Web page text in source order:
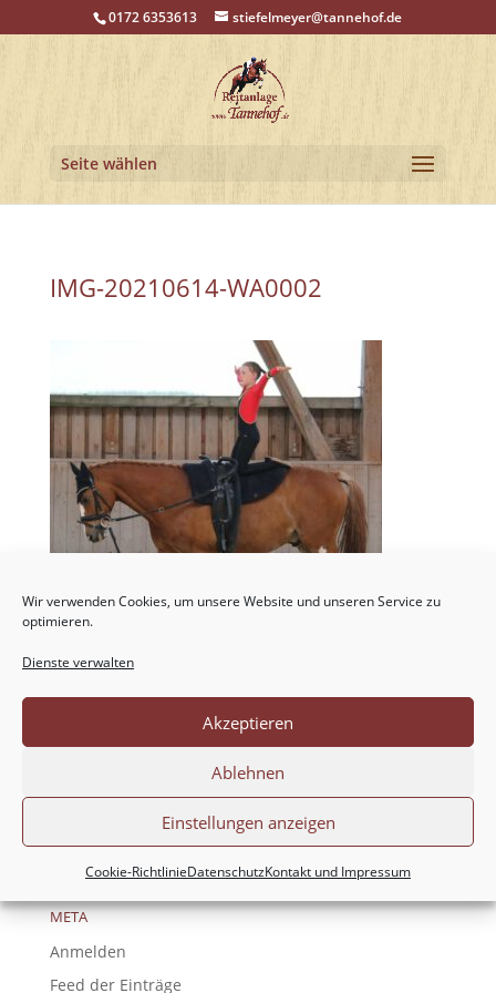
Wir verwenden Cookies, um unsere Website und unseren Service zu
optimieren.
Dienste verwalten
Akzeptieren
Ablehnen
Einstellungen anzeigen
Cookie-RichtlinieDatenschutzKontakt und Impressum
0172 6353613 stiefelmeyer@tannehof.de
Seite wählen
IMG-20210614-WA0002
META
Anmelden
Feed der Einträge